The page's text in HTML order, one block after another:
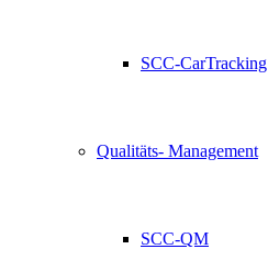
SCC-CarTracking
Qualitäts- Management
SCC-QM